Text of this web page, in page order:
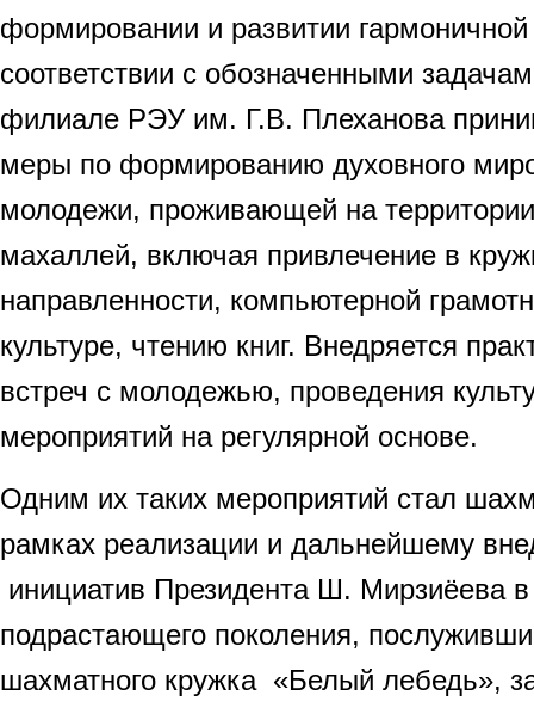
формировании и развитии
соответствии с обозначенными
филиале РЭУ им. Г.В. Плеханова
меры по формированию духовного
молодежи, проживающей на
махаллей, включая привлечение в
направленности, компьютерной
культуре, чтению книг. Внедряется
встреч с молодежью, проведения
мероприятий на регулярной основе.
Одним их таких мероприятий стал
рамках реализации и дальнейшему
инициатив Президента Ш. Мирзиёева
подрастающего поколения,
шахматного кружка «Белый лебедь»,